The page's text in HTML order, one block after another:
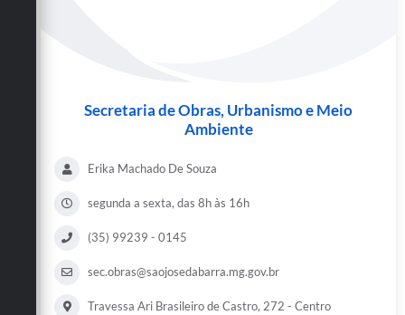
Secretaria de Obras, Urbanismo e Meio
Ambiente
Erika Machado De Souza
segunda a sexta, das 8h às 16h
(35) 99239 - 0145
sec.obras@saojosedabarra.mg.gov.br
Travessa Ari Brasileiro de Castro, 272 - Centro